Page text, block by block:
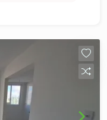
e chuveiro,
de São